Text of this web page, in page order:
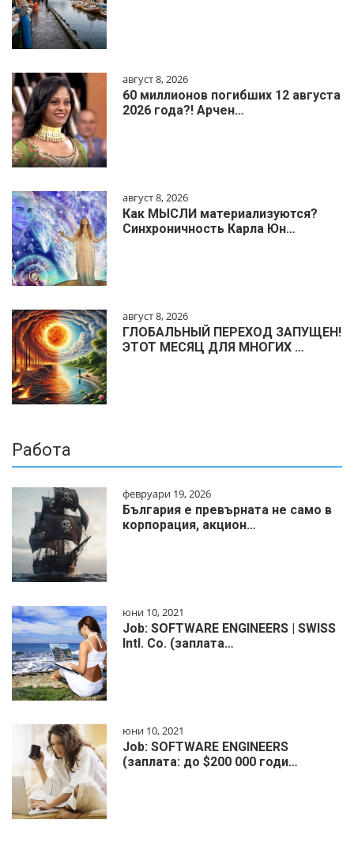
август 8, 2026
60 миллионов погибших 12 августа
2026 года?! Арчен…
август 8, 2026
Как МЫСЛИ материализуются?
Синхроничность Карла Юн…
август 8, 2026
ГЛОБАЛЬНЫЙ ПЕРЕХОД ЗАПУЩЕН!
ЭТОТ МЕСЯЦ ДЛЯ МНОГИХ …
Работа
февруари 19, 2026
България е превърната не само в
корпорация, акцион…
юни 10, 2021
Job: SOFTWARE ENGINEERS | SWISS
Intl. Co. (заплата…
юни 10, 2021
Job: SOFTWARE ENGINEERS
(заплата: до $200 000 годи…